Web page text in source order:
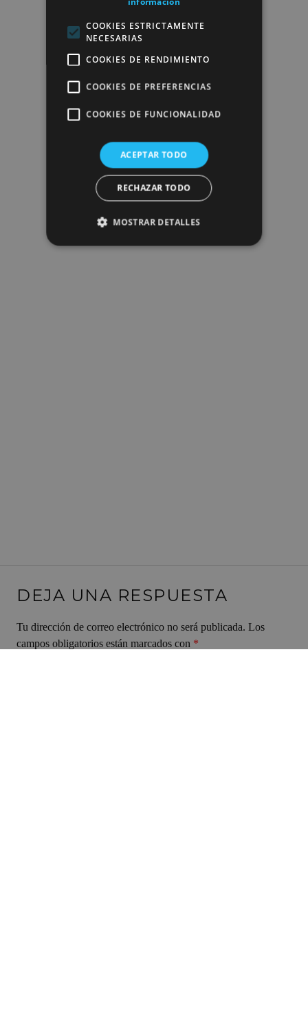
DEJA UNA RESPUESTA
Tu dirección de correo electrónico no será publicada. Los
campos obligatorios están marcados con *
COOKIES ESTRICTAMENTE
NECESARIAS
COOKIES DE RENDIMIENTO
COOKIES DE PREFERENCIAS
COOKIES DE FUNCIONALIDAD
ACEPTAR TODO
RECHAZAR TODO
MOSTRAR DETALLES